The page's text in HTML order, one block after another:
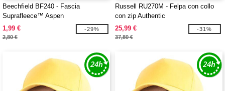
Beechfield BF240 - Fascia
Suprafleece™ Aspen
1,99 €
2,80 €
-29%
Russell RU270M - Felpa con collo
con zip Authentic
25,99 €
37,80 €
-31%